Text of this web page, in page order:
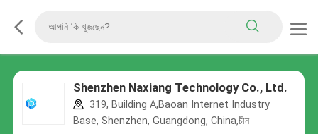
Shenzhen Naxiang Technology Co., Ltd.
319, Building A,Baoan Internet Industry
Base, Shenzhen, Guangdong, China,চীন